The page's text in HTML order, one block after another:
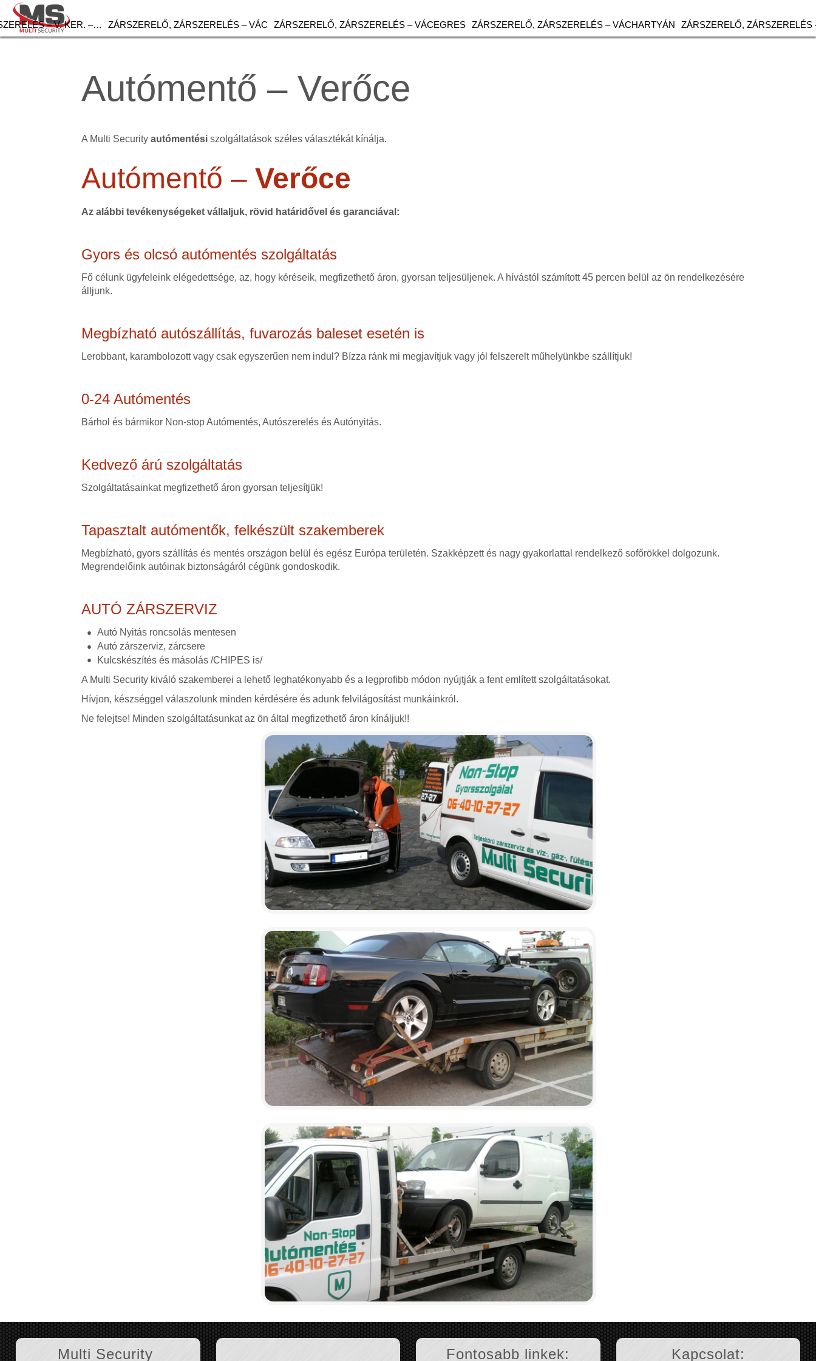
– V. KER. –… ZÁRSZERELŐ, ZÁRSZERELÉS – VÁC ZÁRSZERELŐ, ZÁRSZERELÉS – VÁCEGRES ZÁRSZERELŐ, ZÁRSZERELÉS – VÁCHARTYÁN ZÁRSZERELŐ, ZÁRSZERELÉS
Autómentő – Verőce
A Multi Securityautómentési szolgáltatások széles választékát kínálja.
Autómentő –Verőce
Az alábbi tevékenységeket vállaljuk, rövid határidővel és garanciával:
Gyors és olcsó autómentés szolgáltatás
Fő célunk ügyfeleink elégedettsége, az, hogy kéréseik, megfizethető áron, gyorsan teljesüljenek. A hívástól számított 45 percen belül az ön rendelkezésére
álljunk.
Megbízható autószállítás, fuvarozás baleset esetén is
Lerobbant, karambolozott vagy csak egyszerűen nem indul? Bízza ránk mi megjavítjuk vagy jól felszerelt műhelyünkbe szállítjuk!
0-24 Autómentés
Bárhol és bármikor Non-stop Autómentés, Autószerelés és Autónyitás.
Kedvező árú szolgáltatás
Szolgáltatásainkat megfizethető áron gyorsan teljesítjük!
Tapasztalt autómentők, felkészült szakemberek
Megbízható, gyors szállítás és mentés országon belül és egész Európa területén. Szakképzett és nagy gyakorlattal rendelkező sofőrökkel dolgozunk.
Megrendelőink autóinak biztonságáról cégünk gondoskodik.
AUTÓ ZÁRSZERVIZ
Autó Nyitás roncsolás mentesen
Autó zárszerviz, zárcsere
Kulcskészítés és másolás /CHIPES is/
A Multi Security kiváló szakemberei a lehető leghatékonyabb és a legprofibb módon nyújtják a fent említett szolgáltatásokat.
Hívjon, készséggel válaszolunk minden kérdésére és adunk felvilágosítást munkáinkról.
Ne felejtse! Minden szolgáltatásunkat az ön által megfizethető áron kínáljuk!!
Multi Security Fontosabb linkek: Kapcsolat: